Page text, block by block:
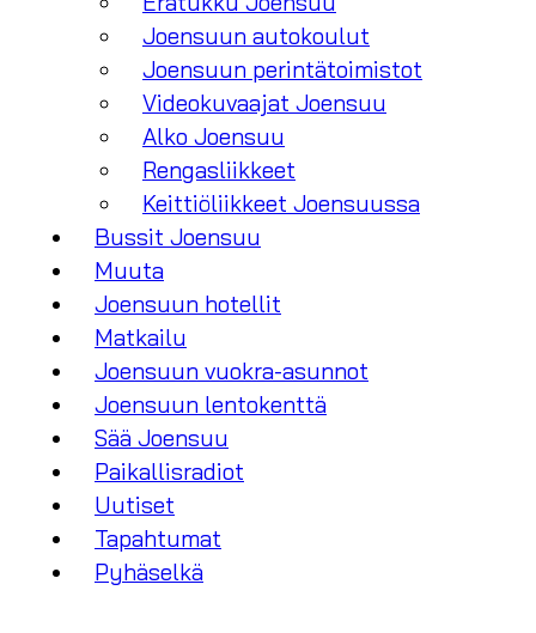
Joensuun autokoulut
Joensuun perintätoimistot
Videokuvaajat Joensuu
Alko Joensuu
Rengasliikkeet
Keittiöliikkeet Joensuussa
Bussit Joensuu
Muuta
Joensuun hotellit
Matkailu
Joensuun vuokra-asunnot
Joensuun lentokenttä
Sää Joensuu
Paikallisradiot
Uutiset
Tapahtumat
Pyhäselkä